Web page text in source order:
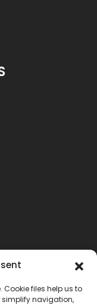
Ketong, n°
Cookie files help us to
simplify navigation,